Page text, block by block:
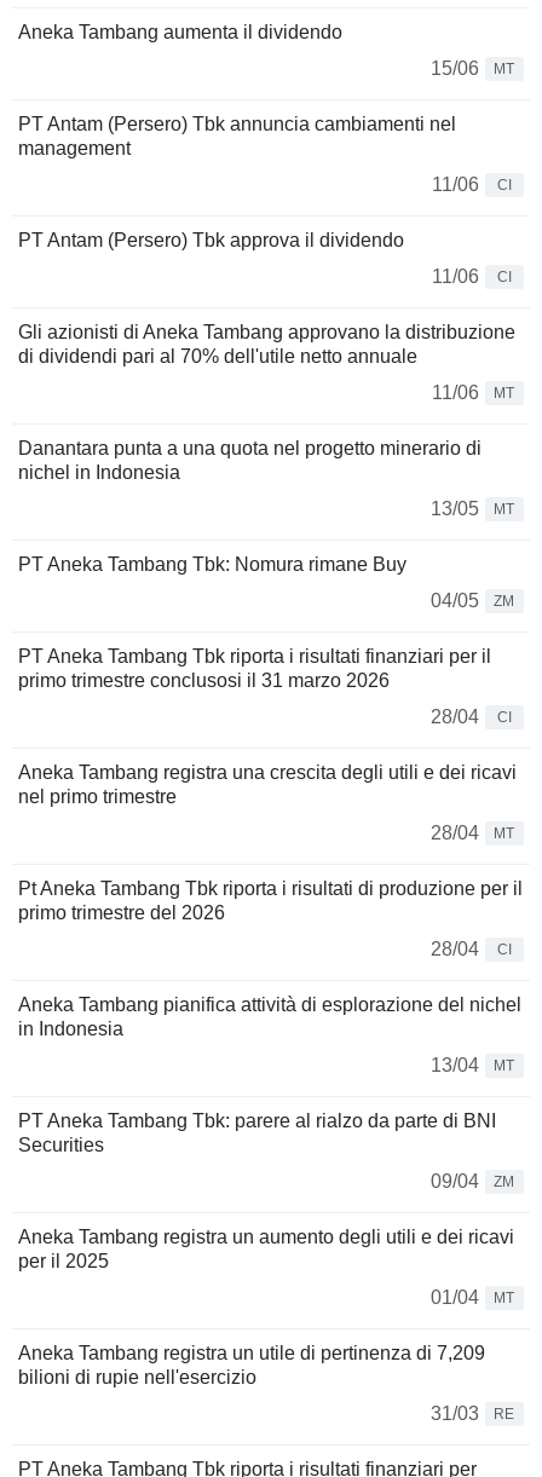
Aneka Tambang aumenta il dividendo
15/06
MT
PT Antam (Persero) Tbk annuncia cambiamenti nel
management
11/06
CI
PT Antam (Persero) Tbk approva il dividendo
11/06
CI
Gli azionisti di Aneka Tambang approvano la distribuzione
di dividendi pari al 70% dell'utile netto annuale
11/06
MT
Danantara punta a una quota nel progetto minerario di
nichel in Indonesia
13/05
MT
PT Aneka Tambang Tbk: Nomura rimane Buy
04/05
ZM
PT Aneka Tambang Tbk riporta i risultati finanziari per il
primo trimestre conclusosi il 31 marzo 2026
28/04
CI
Aneka Tambang registra una crescita degli utili e dei ricavi
nel primo trimestre
28/04
MT
Pt Aneka Tambang Tbk riporta i risultati di produzione per il
primo trimestre del 2026
28/04
CI
Aneka Tambang pianifica attività di esplorazione del nichel
in Indonesia
13/04
MT
PT Aneka Tambang Tbk: parere al rialzo da parte di BNI
Securities
09/04
ZM
Aneka Tambang registra un aumento degli utili e dei ricavi
per il 2025
01/04
MT
Aneka Tambang registra un utile di pertinenza di 7,209
bilioni di rupie nell'esercizio
31/03
RE
PT Aneka Tambang Tbk riporta i risultati finanziari per